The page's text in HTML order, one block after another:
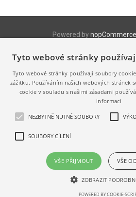
Powered bynopCommerce
Produktové www stránky
http://www.fix.cz/pytle- LDPE a HDPE
http://www.melanz.cz/- Výroba a
Výhradně zastupujeme a
http://www.jihoceska-vejce.cz
http://www.bio-vejce.cz
http://www.volny-vybeh.cz
http://www.pardubicka-vejce.cz
Tyto webové stránky
Tyto webové stránky používají soubory
zážitku. Používáním našich webových stránek
cookie v souladu s našimi zásadami
informací
NEZBYTNĚ NUTNÉ SOUBORY
SOUBORY CÍLENÍ
VŠE PŘIJMOUT VŠE
ZOBRAZIT
POWERED BY COOKIE-